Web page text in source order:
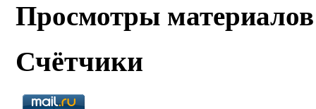
Просмотры материалов
Счётчики